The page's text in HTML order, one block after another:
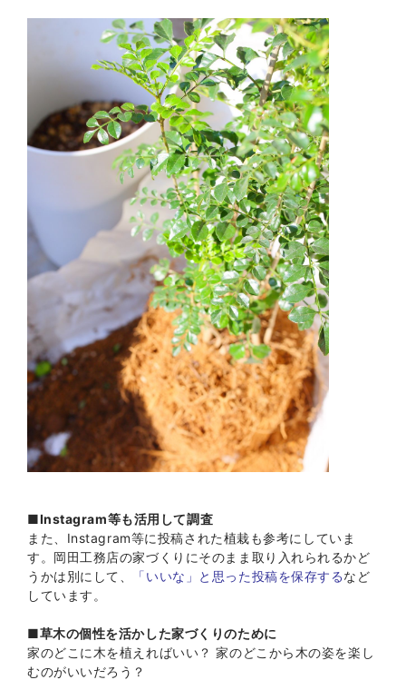
■Instagram等も活用して調査
また、Instagram等に投稿された植栽も参考にしていま
す。岡田工務店の家づくりにそのまま取り入れられるかど
うかは別にして、
「いいな」と思った投稿を保存するなど
しています。
■草木の個性を活かした家づくりのために
家のどこに木を植えればいい？ 家のどこから木の姿を楽し
むのがいいだろう？